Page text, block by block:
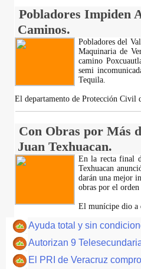
Pobladores Impiden
Caminos.
Pobladores del
Maquinaria de
camino
semi
Tequila.
El departamento de Protección Civil
Con Obras por Más
Juan Texhuacan.
En la recta final
Texhuacan
darán una mejor
obras por el orden
El munícipe dio a
Ayuda total y sin
Autorizan 9
El PRI de Veracruz